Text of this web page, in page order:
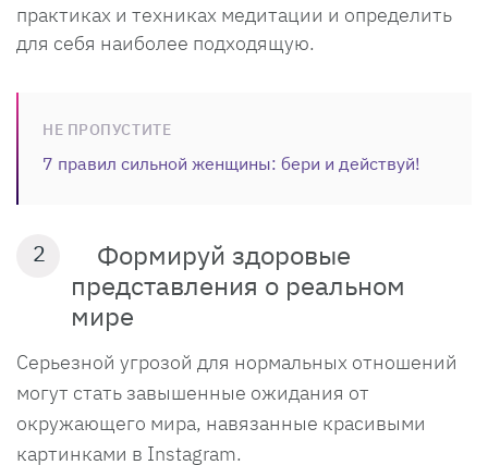
практиках и техниках медитации и определить
для себя наиболее подходящую.
НЕ ПРОПУСТИТЕ
7 правил сильной женщины: бери и действуй!
2
Формируй здоровые
представления о реальном
мире
Серьезной угрозой для нормальных отношений
могут стать завышенные ожидания от
окружающего мира, навязанные красивыми
картинками в Instagram.